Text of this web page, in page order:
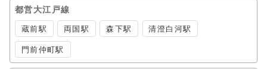
都営大江戸線
蔵前駅 両国駅 森下駅 清澄白河駅
門前仲町駅